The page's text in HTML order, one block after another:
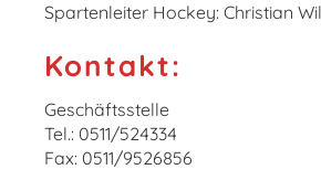
Spartenleiter Hockey: Christian
Kontakt:
Geschäftsstelle
Tel.: 0511/524334
Fax: 0511/9526856